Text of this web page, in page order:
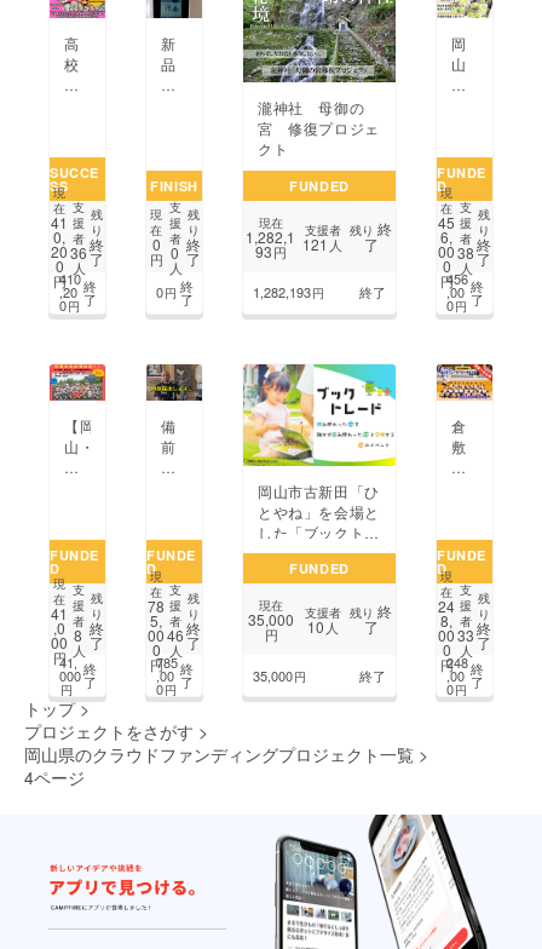
戸
内
ひ
か
ケ
ス
ト
ラ』
を
盛
り
上
い！
高
も
安
心
ツ
を
気
軽
に
届
け
た
ち
の
隠
れ
油
そ
ば
専
門
店
『縁〜
よ
す
高
校
生
企
業
の
コ
ラ
ボ
商
品
国
に
け、
食
文
守
り
域
産
業
を
盛
り
上
げ
た
い！
SUCCE
SS
現
在
41
0,
20
0
円
支
援
者
36
人
残
り
終
了
410
,20
0円
終
了
新
品
種
ビ
ワ2
品
種
の
普
及
FINISH
現
在
0
円
支
援
者
0
人
残
り
終
了
0円 終
了
瀧神社 母御の
宮 修復プロジェ
クト
FUNDED
現在
1,282,1
93円
支援者
121 人
残り 終
了
1,282,193円 終了
岡
山
県
で
培
し
た
本
当
に
し
い
イ
ン
マ
ト
を
全
国
の
食
卓
に
届
FUNDE
D現
在
45
6,
00
0
円
支
援
者
38
人
残
り
終
了
456
,00
0円
終
了
【岡
山・
総
盤
ラ
ブ
少
年
野
球
史
上
初
全
の
一
FUNDE
D
現
在
41
,0
00
円
支
援
者
8
人
残
り
終
了
41,
000
円
終
了
備
前
焼
建
る
真
言
宗
の
お
プ
ロ
FUNDE
D現
在
78
5,
00
0
円
支
援
者
46
人
残
り
終
了
785
,00
0円
終
了
岡山市古新田「ひ
とやね」を会場と
した「ブックト
レード」の開催を
応援して欲しい！
FUNDED
現在
35,000
円
支援者
10 人
残り 終
了
35,000円 終了
倉
敷
か
へ！
学
生
バ
レー
ボー
ル
プ
ロ
ジェ
ク
ト
FUNDE
D現
在
24
8,
00
0
円
支
援
者
33
人
残
り
終
了
248
,00
0円
終
了
トップ >
プロジェクトをさがす >
岡山県のクラウドファンディングプロジェクト一覧 >
4ページ
4 5 6 7
次のページ